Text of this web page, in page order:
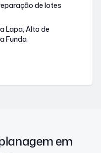
de lotes
Lapa, Alto de
Funda
em